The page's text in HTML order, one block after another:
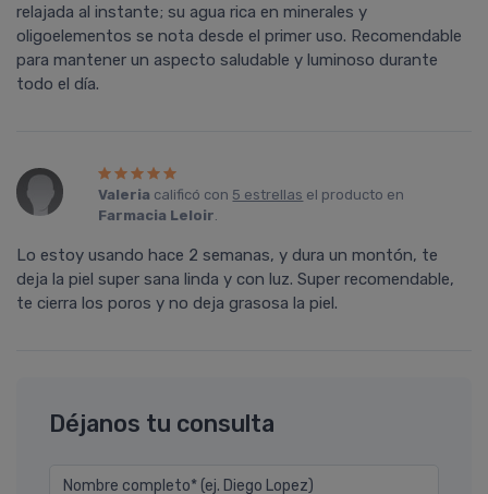
relajada al instante; su agua rica en minerales y
oligoelementos se nota desde el primer uso. Recomendable
para mantener un aspecto saludable y luminoso durante
todo el día.
Valeria calificó con 5 estrellas el producto en
Farmacia Leloir.
Lo estoy usando hace 2 semanas, y dura un montón, te
deja la piel super sana linda y con luz. Super recomendable,
te cierra los poros y no deja grasosa la piel.
Déjanos tu consulta
Nombre completo* (ej. Diego Lopez)